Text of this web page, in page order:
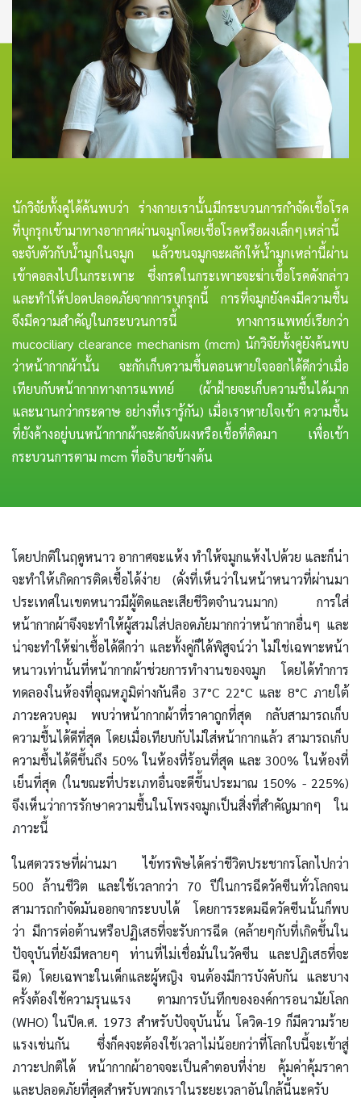
นักวิจัยทั้งคู่ได้ค้นพบว่า ร่างกายเรานั้นมีกระบวนการกำจัดเชื้อโรค
ที่บุกรุกเข้ามาทางอากาศผ่านจมูกโดยเชื้อโรคหรือผงเล็กๆเหล่านี้
จะจับตัวกับน้ำมูกในจมูก แล้วขนจมูกจะผลักให้น้ำมูกเหล่านี้ผ่าน
เข้าคอลงไปในกระเพาะ ซึ่งกรดในกระเพาะจะฆ่าเชื้อโรคดังกล่าว
และทำให้ปอดปลอดภัยจากการบุกรุกนี้ การที่จมูกยังคงมีความชื้น
จึงมีความสำคัญในกระบวนการนี้ ทางการแพทย์เรียกว่า
mucociliary clearance mechanism (mcm) นักวิจัยทั้งคู่ยังค้นพบ
ว่าหน้ากากผ้านั้น จะกักเก็บความชื้นตอนหายใจออกได้ดีกว่าเมื่อ
เทียบกับหน้ากากทางการแพทย์ (ผ้าฝ้ายจะเก็บความชื้นได้มาก
และนานกว่ากระดาษ อย่างที่เรารู้กัน) เมื่อเราหายใจเข้า ความชื้น
ที่ยังค้างอยู่บนหน้ากากผ้าจะดักจับผงหรือเชื้อที่ติดมา เพื่อเข้า
กระบวนการตาม mcm ที่อธิบายข้างต้น
โดยปกติในฤดูหนาว อากาศจะแห้ง ทำให้จมูกแห้งไปด้วย และก็น่า
จะทำให้เกิดการติดเชื้อได้ง่าย (ดั่งที่เห็นว่าในหน้าหนาวที่ผ่านมา
ประเทศในเขตหนาวมีผู้ติดและเสียชีวิตจำนวนมาก) การใส่
หน้ากากผ้าจึงจะทำให้ผู้สวมใส่ปลอดภัยมากกว่าหน้ากากอื่นๆ และ
น่าจะทำให้ฆ่าเชื้อได้ดีกว่า และทั้งคู่ก็ได้พิสูจน์ว่า ไม่ใช่เฉพาะหน้า
หนาวเท่านั้นที่หน้ากากผ้าช่วยการทำงานของจมูก โดยได้ทำการ
ทดลองในห้องที่อุณหภูมิต่างกันคือ 37°C 22°C และ 8°C ภายใต้
ภาวะควบคุม พบว่าหน้ากากผ้าที่ราคาถูกที่สุด กลับสามารถเก็บ
ความชื้นได้ดีที่สุด โดยเมื่อเทียบกับไม่ใส่หน้ากากแล้ว สามารถเก็บ
ความชื้นได้ดีขึ้นถึง 50% ในห้องที่ร้อนที่สุด และ 300% ในห้องที่
เย็นที่สุด (ในขณะที่ประเภทอื่นจะดีขึ้นประมาณ 150% - 225%)
จึงเห็นว่าการรักษาความชื้นในโพรงจมูกเป็นสิ่งที่สำคัญมากๆ ใน
ภาวะนี้
ในศตวรรษที่ผ่านมา ไข้ทรพิษได้คร่าชีวิตประชากรโลกไปกว่า
500 ล้านชีวิต และใช้เวลากว่า 70 ปีในการฉีดวัคซีนทั่วโลกจน
สามารถกำจัดมันออกจากระบบได้ โดยการระดมฉีดวัคซีนนั้นก็พบ
ว่า มีการต่อต้านหรือปฏิเสธที่จะรับการฉีด (คล้ายๆกับที่เกิดขึ้นใน
ปัจจุบันที่ยังมีหลายๆ ท่านที่ไม่เชื่อมั่นในวัคซีน และปฏิเสธที่จะ
ฉีด) โดยเฉพาะในเด็กและผู้หญิง จนต้องมีการบังคับกัน และบาง
ครั้งต้องใช้ความรุนแรง ตามการบันทึกขององค์การอนามัยโลก
(WHO) ในปีค.ศ. 1973 สำหรับปัจจุบันนั้น โควิด-19 ก็มีความร้าย
แรงเช่นกัน ซึ่งก็คงจะต้องใช้เวลาไม่น้อยกว่าที่โลกใบนี้จะเข้าสู่
ภาวะปกติได้ หน้ากากผ้าอาจจะเป็นคำตอบที่ง่าย คุ้มค่าคุ้มราคา
และปลอดภัยที่สุดสำหรับพวกเราในระยะเวลาอันใกล้นี้นะครับ